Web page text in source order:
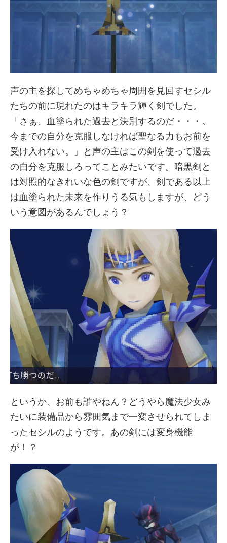
声の主を探してめちゃめちゃ周囲を見回すセシル
たちの前に現れたのはキラキラ輝く剣でした。
「さぁ、血塗られた過去と決別するのだ・・・。
今までの自分を克服しなければ聖なる力もお前を
受け入れない。」と声の主はこの剣を使って過去
の自分を克服しろってことみたいです。暗黒剣と
は対照的なきれいな色の剣ですが、剣である以上
は血塗られた未来を作りうる気もしますが、どう
いう意図があるんでしょう？
というか、お前も誰やねん？どうやら魔法少女み
たいに装備品から雰囲気まで一変させられてしま
ったセシルのようです。あの剣には変身機能
が！？